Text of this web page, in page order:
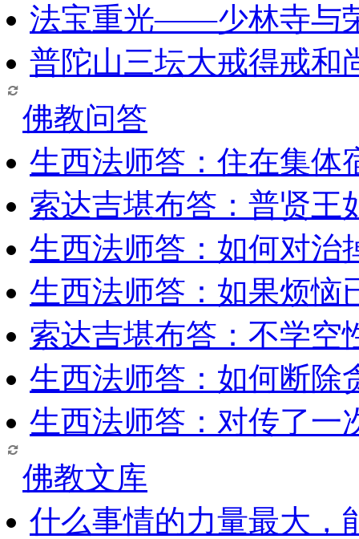
法宝重光——少林寺与
普陀山三坛大戒得戒和
佛教问答
生西法师答：住在集体
索达吉堪布答：普贤王
生西法师答：如何对治
生西法师答：如果烦恼
索达吉堪布答：​不学空
生西法师答：如何断除
生西法师答：对传了一
佛教文库
什么事情的力量最大，